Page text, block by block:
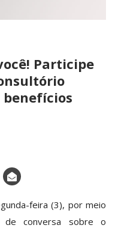
Participe
feira (3), por meio
de conversa sobre o